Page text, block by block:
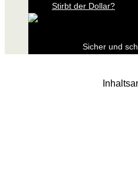
Stirbt der Dollar?
Sicher und